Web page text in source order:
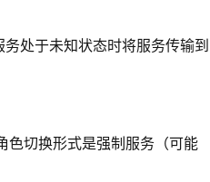
处于未知状态时将服务传输到
色切换形式是强制服务（可能